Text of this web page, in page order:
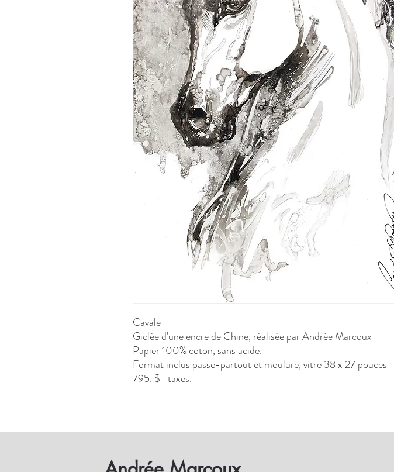
Cavale
Giclée d'une encre de Chine, réalisée par Andrée Marcoux
Papier 100% coton, sans acide.
Format inclus passe-partout et moulure, vitre 38 x 27 pouces
795. $ +taxes.